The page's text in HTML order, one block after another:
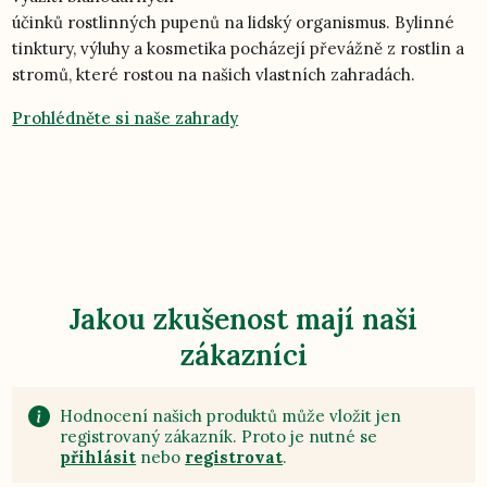
účinků rostlinných pupenů na lidský organismus. Bylinné
tinktury, výluhy a kosmetika pocházejí převážně z rostlin a
stromů, které rostou na našich vlastních zahradách.
Prohlédněte si naše zahrady
Jakou zkušenost mají naši
zákazníci
Hodnocení našich produktů může vložit jen
registrovaný zákazník. Proto je nutné se
přihlásit nebo registrovat.